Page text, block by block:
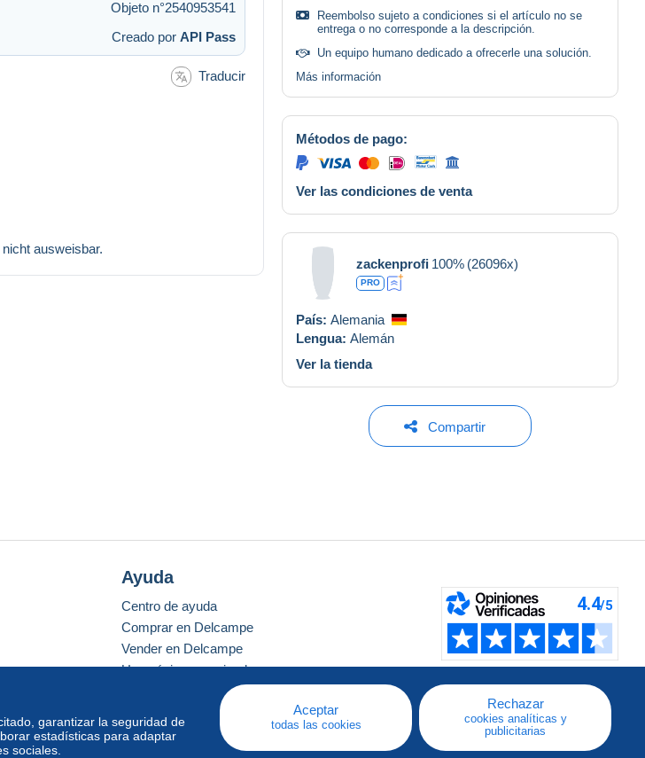
Objeto n°2540953541
Creado por API Pass
Traducir
ausweisbar.
Reembolso sujeto a condiciones si el artículo no se
entrega o no corresponde a la descripción.
Un equipo humano dedicado a ofrecerle una solución.
Más información
Métodos de pago:
Ver las condiciones de venta
zackenprofi 100% (26096x)
PRO
País: Alemania
Lengua: Alemán
Ver la tienda
Compartir
garantizar la seguridad de
estadísticas para adaptar
sociales.
Aceptar
todas las cookies
Rechazar
cookies analíticas y
publicitarias
Ayuda
Centro de ayuda
Comprar en Delcampe
Vender en Delcampe
Una página securizada